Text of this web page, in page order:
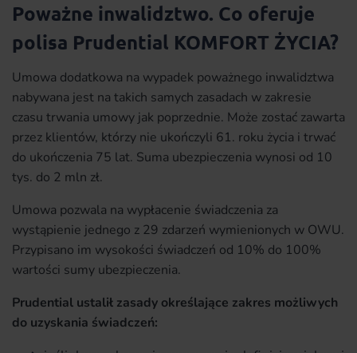
Poważne inwalidztwo. Co oferuje
polisa Prudential KOMFORT ŻYCIA?
Umowa dodatkowa na wypadek poważnego inwalidztwa
nabywana jest na takich samych zasadach w zakresie
czasu trwania umowy jak poprzednie. Może zostać zawarta
przez klientów, którzy nie ukończyli 61. roku życia i trwać
do ukończenia 75 lat. Suma ubezpieczenia wynosi od 10
tys. do 2 mln zł.
Umowa pozwala na wypłacenie świadczenia za
wystąpienie jednego z 29 zdarzeń wymienionych w OWU.
Przypisano im wysokości świadczeń od 10% do 100%
wartości sumy ubezpieczenia.
Prudential ustalił zasady określające zakres możliwych
do uzyskania świadczeń: